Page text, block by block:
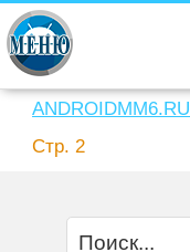
ANDROIDMM6.RU
Стр. 2